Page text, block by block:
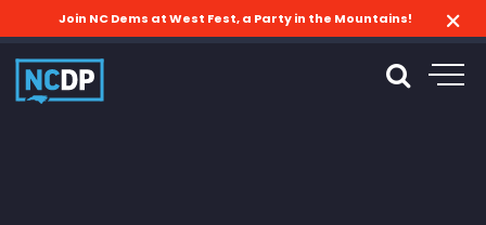
Join NC Dems at West Fest, a Party in the Mountains!